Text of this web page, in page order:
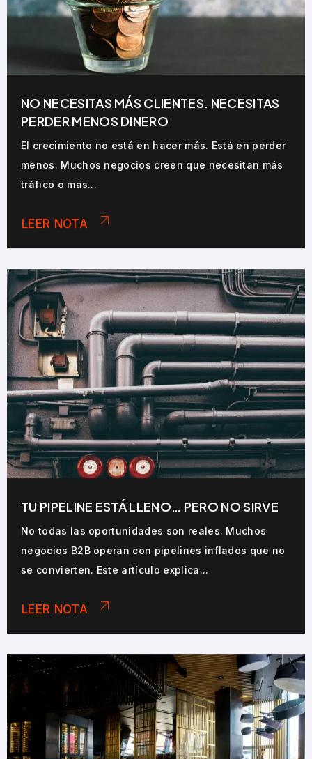
NO NECESITAS MÁS CLIENTES. NECESITAS
PERDER MENOS DINERO
El crecimiento no está en hacer más. Está en perder
menos. Muchos negocios creen que necesitan más
tráfico o más...
LEER NOTA
TU PIPELINE ESTÁ LLENO… PERO NO SIRVE
No todas las oportunidades son reales. Muchos
negocios B2B operan con pipelines inflados que no
se convierten. Este artículo explica...
LEER NOTA